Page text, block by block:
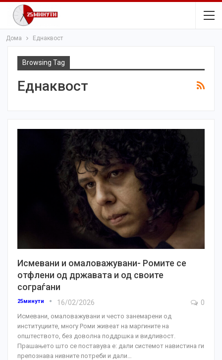
Дома Еднаквост
Browsing Tag
Еднаквост
Исмевани и омаловажувани- Ромите се
отфлени од државата и од своите
сограѓани
25минути 16/02/2026 0
Исмевани, омаловажувани и често занемарени од
институциите, многу Роми живеат на маргините на
општеството, без доволна поддршка и видливост.
Прашањето што се поставува е: дали системот навистина ги
препознава нивните потреби и дали